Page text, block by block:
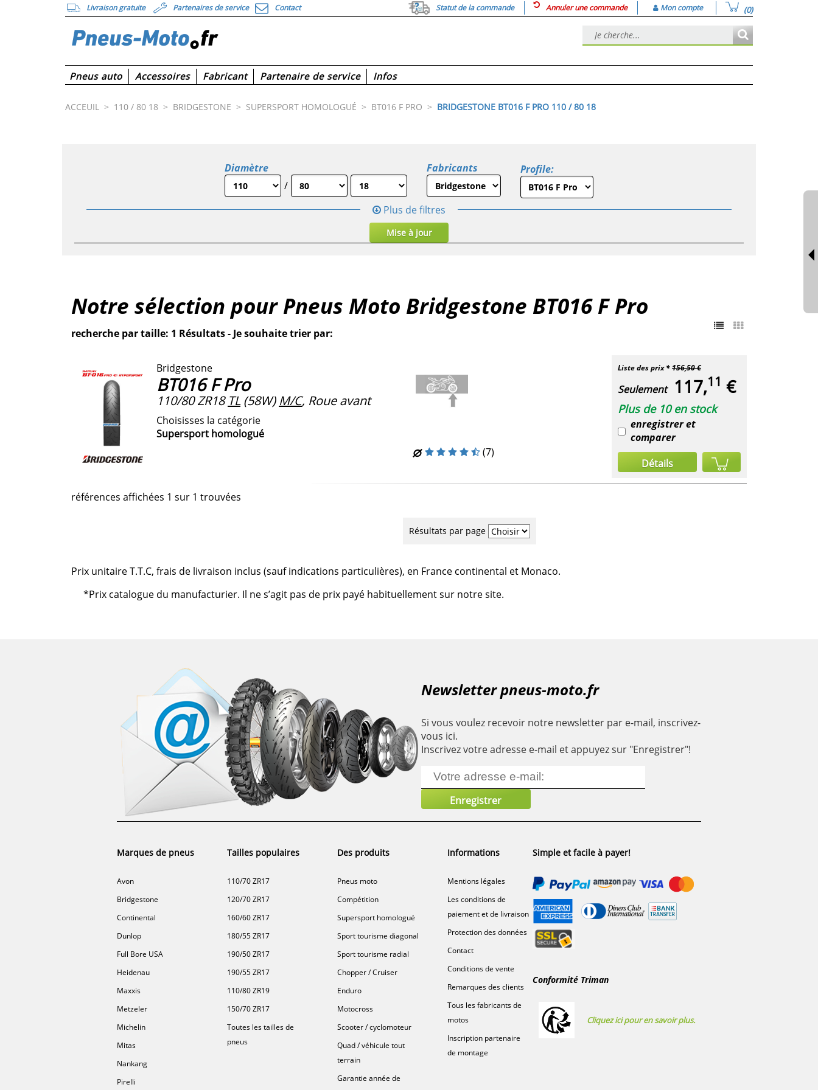
Livraison gratuite Partenaires de service Contact Statut de la commande Annuler une commande Mon compte (0)
Pneus auto Accessoires Fabricant Partenaire de service Infos
ACCEUIL > 110 / 80 18 > BRIDGESTONE > SUPERSPORT HOMOLOGUÉ > BT016 F PRO > BRIDGESTONE BT016 F PRO 110 / 80 18
Diamètre
/
Fabricants Profile:
Plus de filtres
Mise à jour
Notre sélection pour Pneus Moto Bridgestone BT016 F Pro
recherche par taille: 1 Résultats - Je souhaite trier par:
Bridgestone
BT016 F Pro
110/80 ZR18 TL(58W) M/C, Roue avant
Choisisses la catégorie
Supersport homologué
(7)
Liste des prix *156,50 €
Seulement 117,11 €
Plus de 10 en stock
enregistrer et
comparer
Détails
références affichées 1 sur 1 trouvées
Résultats par page
Prix unitaire T.T.C, frais de livraison inclus (sauf indications particulières), en France continental et Monaco.
*Prix catalogue du manufacturier. Il ne s’agit pas de prix payé habituellement sur notre site.
Newsletter pneus-moto.fr
Si vous voulez recevoir notre newsletter par e-mail, inscrivez-
vous ici.
Inscrivez votre adresse e-mail et appuyez sur "Enregistrer"!
Marques de pneus
Avon
Bridgestone
Continental
Dunlop
Full Bore USA
Heidenau
Maxxis
Metzeler
Michelin
Mitas
Nankang
Pirelli
Tailles populaires
110/70 ZR17
120/70 ZR17
160/60 ZR17
180/55 ZR17
190/50 ZR17
190/55 ZR17
110/80 ZR19
150/70 ZR17
Toutes les tailles de
pneus
Des produits
Pneus moto
Compétition
Supersport homologué
Sport tourisme diagonal
Sport tourisme radial
Chopper / Cruiser
Enduro
Motocross
Scooter / cyclomoteur
Quad / véhicule tout
terrain
Garantie année de
Informations
Mentions légales
Les conditions de
paiement et de livraison
Protection des données
Contact
Conditions de vente
Remarques des clients
Tous les fabricants de
motos
Inscription partenaire
de montage
Simple et facile à payer!
Conformité Triman
Cliquez ici pour en savoir plus.